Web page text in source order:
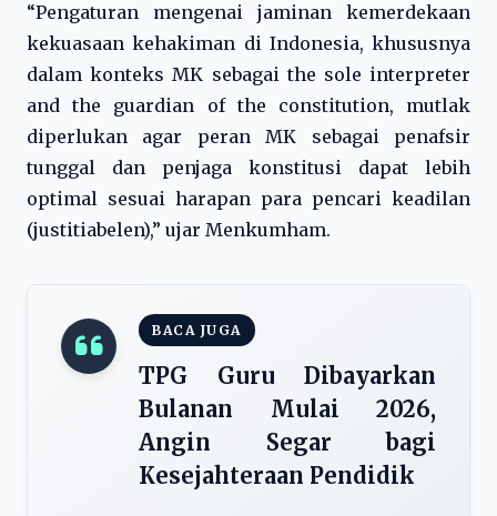
“Pengaturan mengenai jaminan kemerdekaan
kekuasaan kehakiman di Indonesia, khususnya
dalam konteks MK sebagai the sole interpreter
and the guardian of the constitution, mutlak
diperlukan agar peran MK sebagai penafsir
tunggal dan penjaga konstitusi dapat lebih
optimal sesuai harapan para pencari keadilan
(justitiabelen),” ujar Menkumham.
BACA JUGA
TPG Guru Dibayarkan
Bulanan Mulai 2026,
Angin Segar bagi
Kesejahteraan Pendidik